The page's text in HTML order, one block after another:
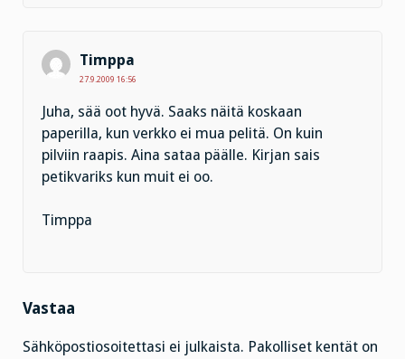
Timppa
27.9.2009 16:56
Juha, sää oot hyvä. Saaks näitä koskaan
paperilla, kun verkko ei mua pelitä. On kuin
pilviin raapis. Aina sataa päälle. Kirjan sais
petikvariks kun muit ei oo.
Timppa
Vastaa
Sähköpostiosoitettasi ei julkaista. Pakolliset kentät on